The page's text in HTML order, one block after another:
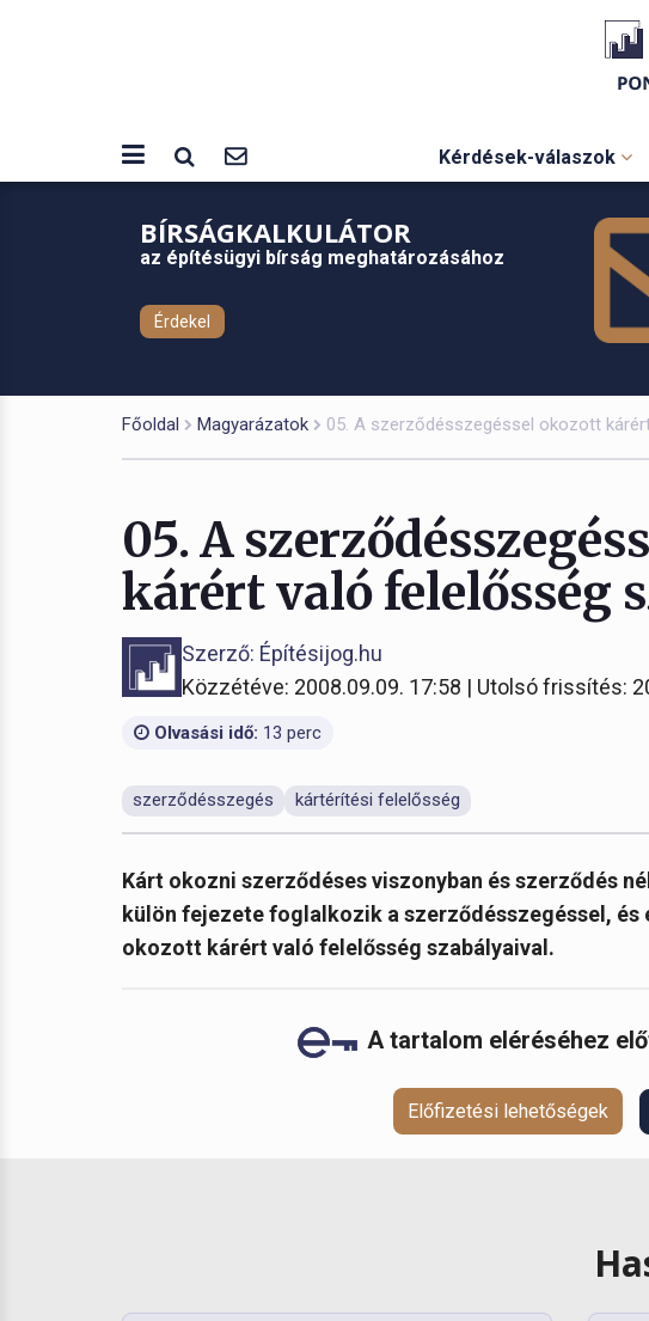
Kérdések-válaszok
BÍRSÁGKALKULÁTOR
az építésügyi bírság meghatározásához
Érdekel
Főoldal Magyarázatok 05. A szerződésszegéssel okozott
05. A
kárért való felelősség
Szerző: Építésijog.hu
Közzétéve: 2008.09.09. 17:58 | Utolsó frissítés:
Olvasási idő: 13 perc
szerződésszegés kártérítési felelősség
Kárt okozni szerződéses viszonyban és szerződés
külön fejezete foglalkozik a szerződésszegéssel, és
okozott kárért való felelősség szabályaival.
A tartalom eléréséhez
Előfizetési lehetőségek